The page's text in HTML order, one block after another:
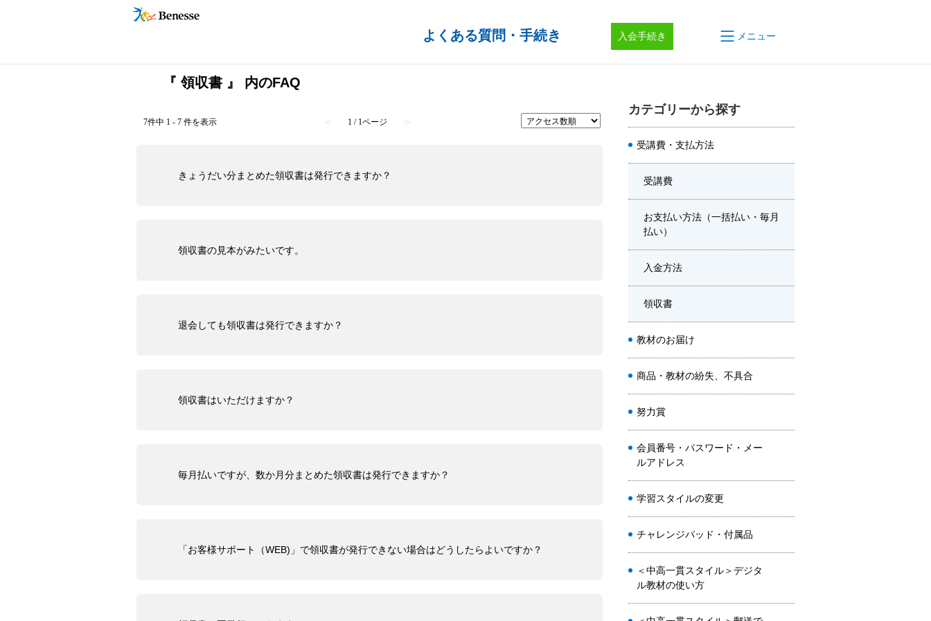
入会手続き メニュー
カテゴリーから探す
受講費・支払方法
受講費
お支払い方法（一括払い・毎月
払い）
入金方法
領収書
教材のお届け
商品・教材の紛失、不具合
努力賞
会員番号・パスワード・メー
ルアドレス
学習スタイルの変更
チャレンジパッド・付属品
＜中高一貫スタイル＞デジタ
ル教材の使い方
『 領収書 』 内のFAQ
7件中 1 - 7 件を表示 ≪ 1 / 1ページ ≫
きょうだい分まとめた領収書は発行できますか？
領収書の見本がみたいです。
退会しても領収書は発行できますか？
領収書はいただけますか？
毎月払いですが、数か月分まとめた領収書は発行できますか？
「お客様サポート（WEB)」で領収書が発行できない場合はどうしたらよいですか？